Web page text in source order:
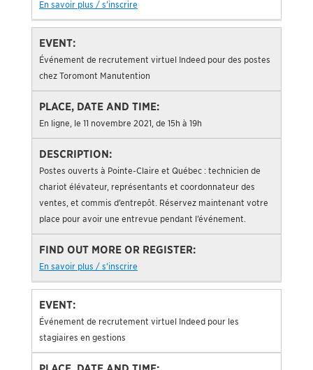
En savoir plus / s’inscrire
Événement de recrutement virtuel Indeed pour des postes
chez Toromont Manutention
En ligne, le 11 novembre 2021, de 15h à 19h
Postes ouverts à Pointe-Claire et Québec : technicien de
chariot élévateur, représentants et coordonnateur des
ventes, et commis d’entrepôt. Réservez maintenant votre
place pour avoir une entrevue pendant l’événement.
En savoir plus / s’inscrire
Événement de recrutement virtuel Indeed pour les
stagiaires en gestions